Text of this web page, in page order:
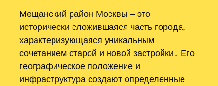
Мещанский район Москвы – это
исторически сложившаяся часть города,
характеризующаяся уникальным
сочетанием старой и новой застройки․ Его
географическое положение и
инфраструктура создают определенные